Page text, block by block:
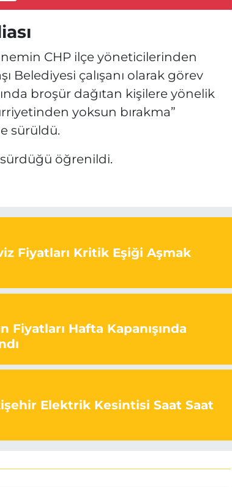
CHP ilçe yöneticilerinden
Belediyesi çalışanı olarak görev
broşür dağıtan kişilere yönelik
yoksun bırakma”
sürüldü.
öğrenildi.
Fiyatları Kritik Eşiği Aşmak
Fiyatları Hafta Kapanışında
Elektrik Kesintisi Saat Saat